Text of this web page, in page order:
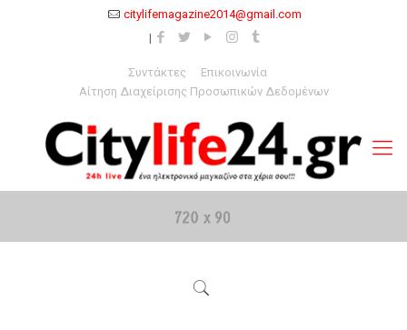
citylifemagazine2014@gmail.com
Συντάκτες
Επικοινωνία
Αίτηση Διαχείρισης Προσωπικών Δεδομένων